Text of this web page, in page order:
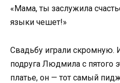
«Мама, ты заслужила
языки чешет!»
Свадьбу играли скромную.
подруга Людмила с пятого
платье, он — тот самый